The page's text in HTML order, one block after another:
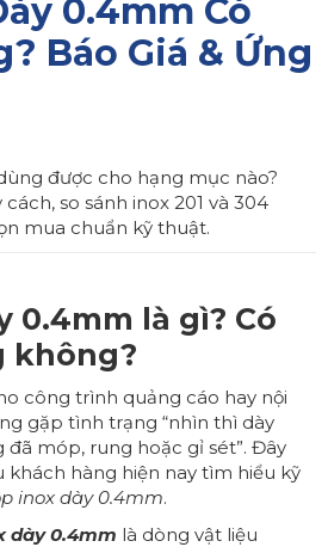
0.4mm Có
Báo Giá & Ứng
được cho hạng mục nào?
so sánh inox 201 và 304
mua chuẩn kỹ thuật.
0.4mm là gì? Có
không?
công trình quảng cáo hay nội
gặp tình trạng “nhìn thì dày
móp, rung hoặc gỉ sét”. Đây
khách hàng hiện nay tìm hiểu kỹ
inox dày 0.4mm.
dày 0.4mm là dòng vật liệu